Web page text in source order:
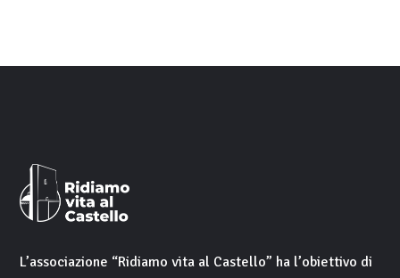
L’associazione “Ridiamo vita al Castello” ha l’obiettivo di